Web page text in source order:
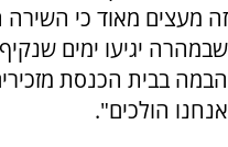
זה מעצים מאוד כי
שבמהרה יגיעו ימים
הבמה בבית הכנסת
אנחנו הולכים".